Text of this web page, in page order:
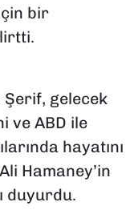
bir
Şerif, gelecek
ve ABD ile
hayatını
Hamaney’in
duyurdu.